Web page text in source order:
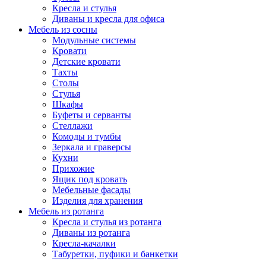
Кресла и стулья
Диваны и кресла для офиса
Мебель из сосны
Модульные системы
Кровати
Детские кровати
Тахты
Столы
Стулья
Шкафы
Буфеты и серванты
Стеллажи
Комоды и тумбы
Зеркала и граверсы
Кухни
Прихожие
Ящик под кровать
Мебельные фасады
Изделия для хранения
Мебель из ротанга
Кресла и стулья из ротанга
Диваны из ротанга
Кресла-качалки
Табуретки, пуфики и банкетки